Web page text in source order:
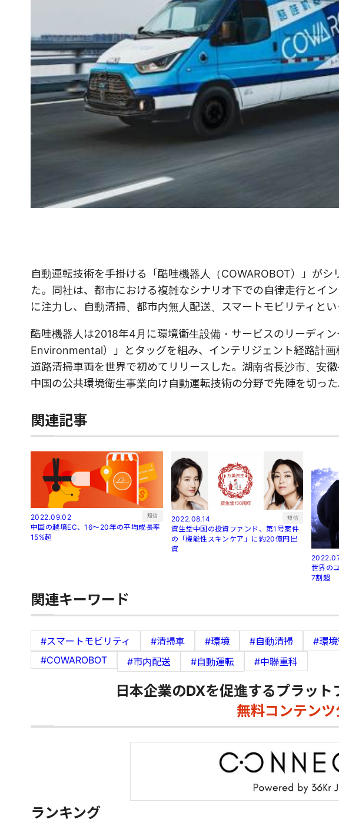
自動運転技術を手掛ける「酷哇機器人（COWAROBOT）」が
た。同社は、都市における複雑なシナリオ下での自律走行とイ
に注力し、自動清掃、都市内無人配送、スマートモビリティと
酷哇機器人は2018年4月に環境衛生設備・サービスのリーディ
Environmental）」とタッグを組み、インテリジェント経路計
道路清掃車両を世界で初めてリリースした。湖南省長沙市、 安
中国の公共環境衛生事業向け自動運転技術の分野で先陣を切った
関連記事
2022.09.02 短信
中国の越境EC、16～20年の平均成長率
15%超
2022.08.14 短信
資生堂中国の投資ファンド、第1号案件
の「機能性スキンケア」に約20億円出
資
世界の
7割超
関連キーワード
#スマートモビリティ #清掃車 #環境 #自動清掃 #環
#COWAROBOT
#市内配送 #自動運転 #中聯重科
日本企業のDXを促進するプラット
無料コンテンツ
ランキング